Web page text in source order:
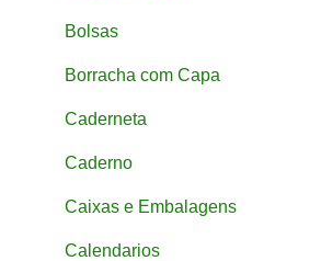
Bolsas
Borracha com Capa
Caderneta
Caderno
Caixas e Embalagens
Calendarios